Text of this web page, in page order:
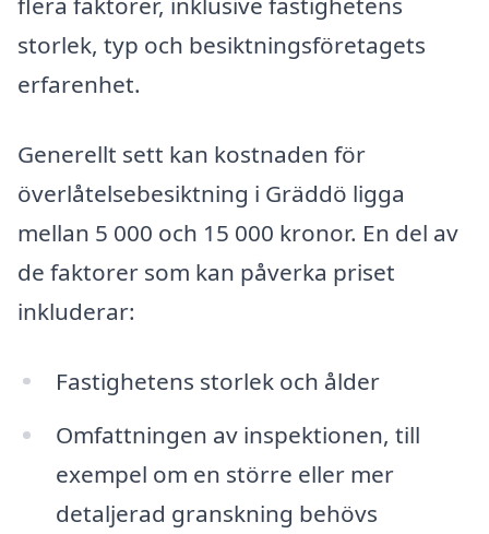
storlek, typ och besiktningsföretagets
erfarenhet.
Generellt sett kan kostnaden för
överlåtelsebesiktning i Gräddö ligga
mellan 5 000 och 15 000 kronor. En del av
de faktorer som kan påverka priset
inkluderar:
Fastighetens storlek och ålder
Omfattningen av inspektionen, till
exempel om en större eller mer
detaljerad granskning behövs